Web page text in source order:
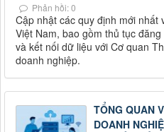
Phản hồi: 0
Cập nhật các quy định mới
Việt Nam, bao gồm thủ tục
và kết nối dữ liệu với Cơ quan
doanh nghiệp.
TỔNG QUAN
DOANH